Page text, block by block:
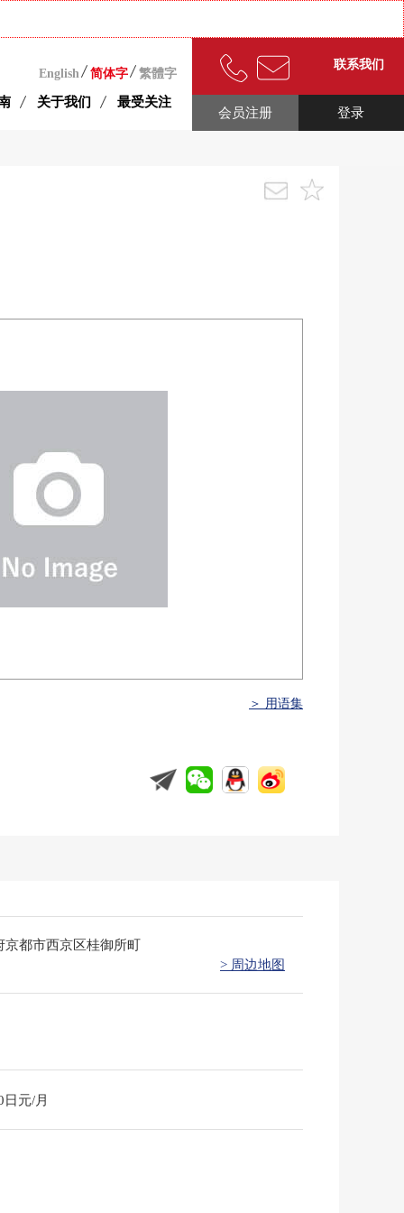
English 简体字 繁體字
关于我们 最受关注
联系我们
登录
会员注册
＞ 用语集
京都市西京区桂御所町
> 周边地图
日元/月